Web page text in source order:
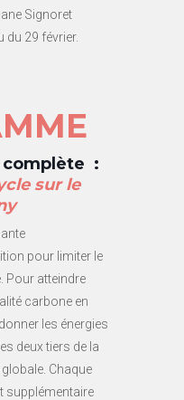
Signoret
du 29 février.
complète :
sur le
pour limiter le
Pour atteindre
carbone en
les énergies
deux tiers de la
Chaque
supplémentaire